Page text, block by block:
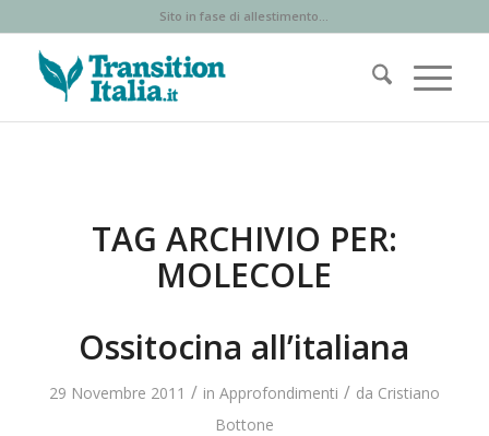
Sito in fase di allestimento...
TAG ARCHIVIO PER:
MOLECOLE
Ossitocina all’italiana
29 Novembre 2011 / in Approfondimenti / da Cristiano
Bottone